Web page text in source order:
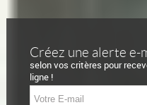
Créez une alerte e-
selon vos critères pour
ligne !